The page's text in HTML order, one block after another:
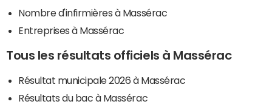
Nombre d'infirmières à Massérac
Entreprises à Massérac
Tous les résultats officiels à Massérac
Résultat municipale 2026 à Massérac
Résultats du bac à Massérac